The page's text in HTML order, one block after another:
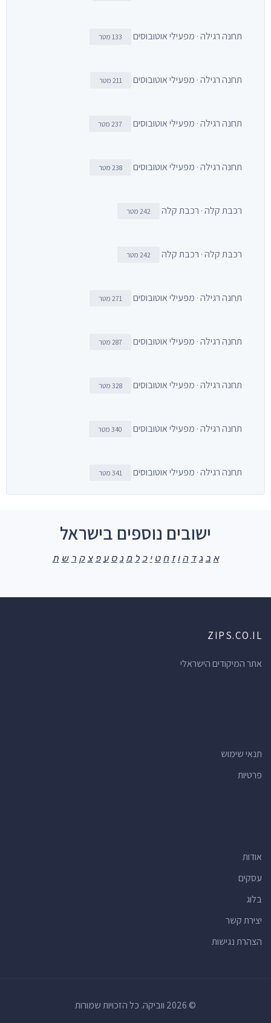
תחנה רגילה · מפעילי אוטובוסים 133 מטר
תחנה רגילה · מפעילי אוטובוסים 211 מטר
תחנה רגילה · מפעילי אוטובוסים 237 מטר
תחנה רגילה · מפעילי אוטובוסים 238 מטר
רכבת קלה · רכבת קלה 242 מטר
רכבת קלה · רכבת קלה 242 מטר
תחנה רגילה · מפעילי אוטובוסים 271 מטר
תחנה רגילה · מפעילי אוטובוסים 287 מטר
תחנה רגילה · מפעילי אוטובוסים 328 מטר
תחנה רגילה · מפעילי אוטובוסים 340 מטר
תחנה רגילה · מפעילי אוטובוסים 341 מטר
ישובים נוספים בישראל
א ב ג ד ה ו ז ח ט י כ ל מ נ ס ע פ צ ק ר ש ת
ZIPS.CO.IL
אתר המיקודים הישראלי
תנאי שימוש
פרטיות
אודות
עסקים
בלוג
יצירת קשר
הצהרת נגישות
© 2026 ווביקה. כל הזכויות שמורות